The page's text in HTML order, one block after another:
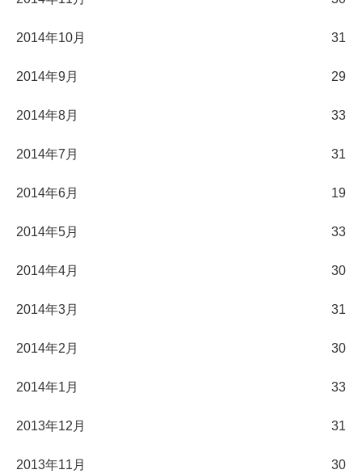
2014年10月 31
2014年9月 29
2014年8月 33
2014年7月 31
2014年6月 19
2014年5月 33
2014年4月 30
2014年3月 31
2014年2月 30
2014年1月 33
2013年12月 31
2013年11月 30